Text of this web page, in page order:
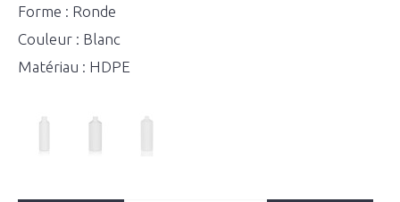
Forme : Ronde
Couleur : Blanc
Matériau : HDPE